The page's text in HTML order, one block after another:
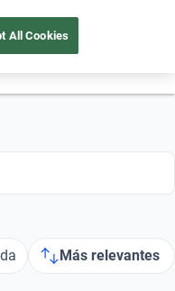
Más relevantes
All Cookies